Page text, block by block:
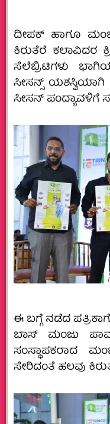
ದೀಪಕ್ ಹಾಗೂ
ಕಿರುತೆರೆ ಕಲಾವಿದರ
ಸೆಲೆಬ್ರಿಟಿಗಳು
ಸೀಸನ್ಸ್
ಸೀಸನ್ ಪಂದ್ಯಾವಳಿಗೆ
ಈ ಬಗ್ಗೆ ನಡೆದ
ಬಾಸ್ ಮಂಜು
ಸಂಸ್ಥಾಪಕರಾದ
ಸೇರಿದಂತೆ ಹಲವು‌